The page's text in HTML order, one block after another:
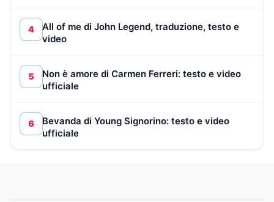
4
All of me di John Legend, traduzione, testo e
video
5
Non è amore di Carmen Ferreri: testo e video
ufficiale
6
Bevanda di Young Signorino: testo e video
ufficiale